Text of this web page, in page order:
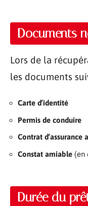
Documents
Lors de la
les documents
Carte d’identité
Permis de conduire
Contrat d’assurance
Constat amiable (en
Durée du